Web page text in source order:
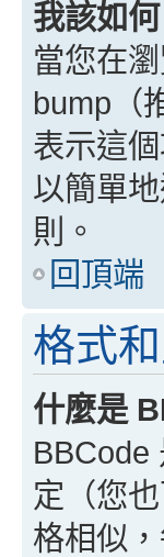
我該如
當您在
bump（
表示這
以簡單
則。
回頂端
格式
什麼是
BBCode
定（您
格相似